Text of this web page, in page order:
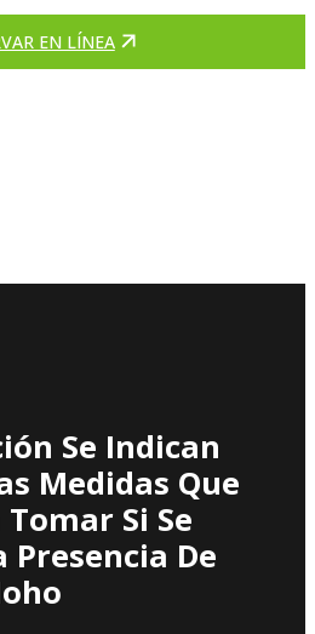
EN LÍNEA
Se Indican
Medidas Que
Tomar Si Se
Presencia De